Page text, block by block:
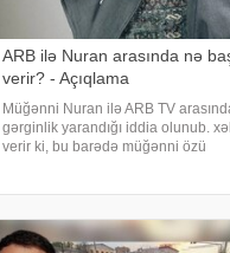
ARB ilə Nuran arasında nə
verir? - Açıqlama
Müğənni Nuran ilə ARB TV
gərginlik yarandığı iddia olunub.
verir ki, bu barədə müğənni özü
heç bir rəsm